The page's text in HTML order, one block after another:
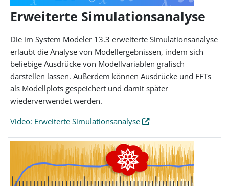
Erweiterte Simulationsanalyse
Die im System Modeler 13.3 erweiterte Simulationsanalyse
erlaubt die Analyse von Modellergebnissen, indem sich
beliebige Ausdrücke von Modellvariablen grafisch
darstellen lassen. Außerdem können Ausdrücke und FFTs
als Modellplots gespeichert und damit später
wiederverwendet werden.
Video: Erweiterte Simulationsanalyse